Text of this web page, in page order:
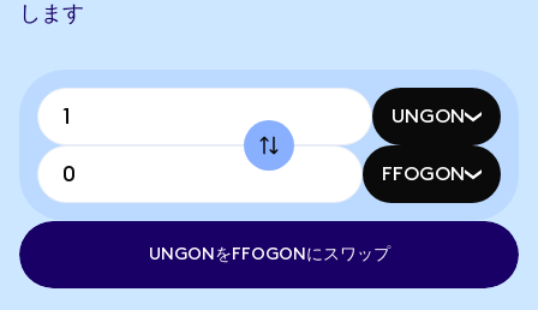
します
UNGON
FFOGON
UNGONをFFOGONにスワップ